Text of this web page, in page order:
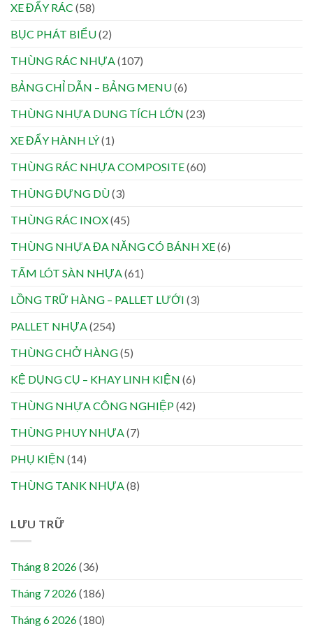
XE ĐẨY RÁC (58)
BỤC PHÁT BIỂU(2)
THÙNG RÁC NHỰA(107)
BẢNG CHỈ DẪN – BẢNG MENU(6)
THÙNG NHỰA DUNG TÍCH LỚN (23)
XE ĐẨY HÀNH LÝ(1)
THÙNG RÁC NHỰA COMPOSITE(60)
THÙNG ĐỰNG DÙ(3)
THÙNG RÁC INOX(45)
THÙNG NHỰA ĐA NĂNG CÓ BÁNH XE(6)
TẤM LÓT SÀN NHỰA(61)
LỒNG TRỮ HÀNG – PALLET LƯỚI (3)
PALLET NHỰA(254)
THÙNG CHỞ HÀNG(5)
KỆ DỤNG CỤ – KHAY LINH KIỆN (6)
THÙNG NHỰA CÔNG NGHIỆP(42)
THÙNG PHUY NHỰA(7)
PHỤ KIỆN (14)
THÙNG TANK NHỰA(8)
LƯU TRỮ
Tháng 8 2026(36)
Tháng 7 2026(186)
Tháng 6 2026(180)